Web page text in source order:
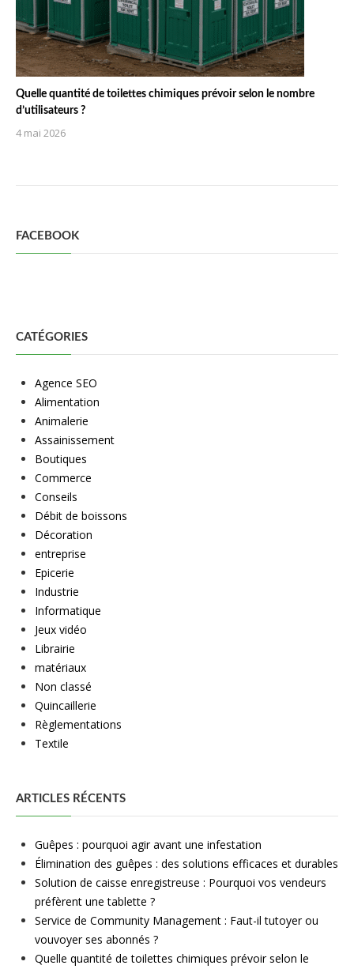
Quelle quantité de toilettes chimiques prévoir selon le nombre
d’utilisateurs ?
4 mai 2026
FACEBOOK
CATÉGORIES
Agence SEO
Alimentation
Animalerie
Assainissement
Boutiques
Commerce
Conseils
Débit de boissons
Décoration
entreprise
Epicerie
Industrie
Informatique
Jeux vidéo
Librairie
matériaux
Non classé
Quincaillerie
Règlementations
Textile
ARTICLES RÉCENTS
Guêpes : pourquoi agir avant une infestation
Élimination des guêpes : des solutions efficaces et durables
Solution de caisse enregistreuse : Pourquoi vos vendeurs
préfèrent une tablette ?
Service de Community Management : Faut-il tutoyer ou
vouvoyer ses abonnés ?
Quelle quantité de toilettes chimiques prévoir selon le